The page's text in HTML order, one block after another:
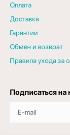
Оплата
Доставка
Гарантии
Обмен и возврат
Правила ухода за
Подписаться на